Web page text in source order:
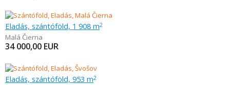
Eladás, szántóföld, 1 908 m2
Malá Čierna
34 000,00 EUR
Eladás, szántóföld, 953 m2